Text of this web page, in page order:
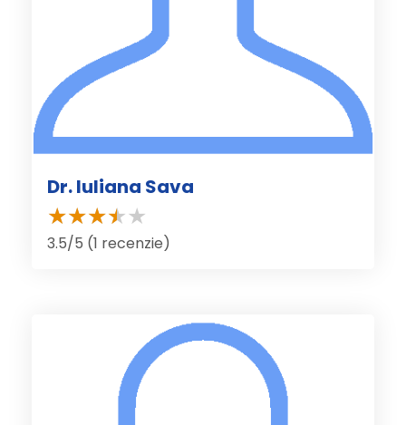
Dr. Iuliana Sava
3.5/5 (1 recenzie)